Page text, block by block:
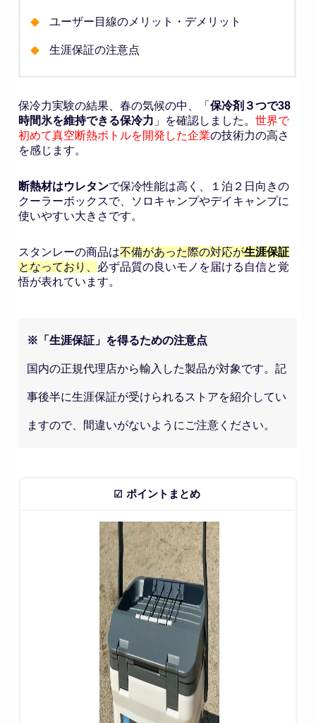
ユーザー目線のメリット・デメリット
生涯保証の注意点
保冷力実験の結果、春の気候の中、「 保冷剤３つで38
時間氷を維持できる保冷力 」を確認しました。 世界で
初めて真空断熱ボトルを開発した企業の技術力の高さ
を感じます。
断熱材はウレタンで保冷性能は高く、１泊２日向きの
クーラーボックスで、ソロキャンプやデイキャンプに
使いやすい大きさです。
スタンレーの商品は不備があった際の対応が生涯保証
となっており、 必ず品質の良いモノを届ける自信と覚
悟が表れています。
※「生涯保証」を得るための注意点
国内の正規代理店から輸入した製品が対象です。記
事後半に生涯保証が受けられるストアを紹介してい
ますので、間違いがないようにご注意ください。
ポイントまとめ